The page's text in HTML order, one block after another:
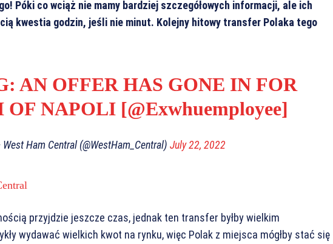
Póki co wciąż nie mamy bardziej szczegółowych informacji, ale ich
kwestia godzin, jeśli nie minut. Kolejny hitowy transfer Polaka tego
AN OFFER HAS GONE IN FOR
OF NAPOLI [@Exwhuemployee]
Ham Central (@WestHam_Central) July 22, 2022
przyjdzie jeszcze czas, jednak ten transfer byłby wielkim
wydawać wielkich kwot na rynku, więc Polak z miejsca mógłby stać się